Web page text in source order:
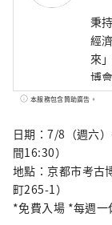
秉
經
來
博
日
滿
域
本服務包含贊助廣告。
日期：7/8（週六
間16:30）
地點：京都市考古
町265-1）
*免費入場 *每週一